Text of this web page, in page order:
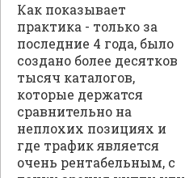
Как показывает
практика - только за
последние 4 года, было
создано более десятков
тысяч каталогов,
которые держатся
сравнительно на
неплохих позициях и
где трафик является
очень рентабельным, с